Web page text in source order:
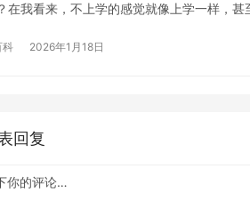
在我看来，不上学的感觉就像上学一样，
科 2026年1月18日
回复